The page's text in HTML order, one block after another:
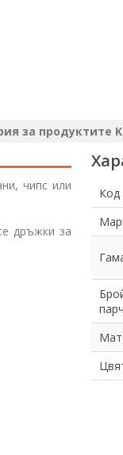
за продуктите
чипс или
дръжки за
Код